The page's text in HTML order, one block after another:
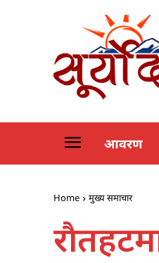
आवरण
Home मुख्य समाचार